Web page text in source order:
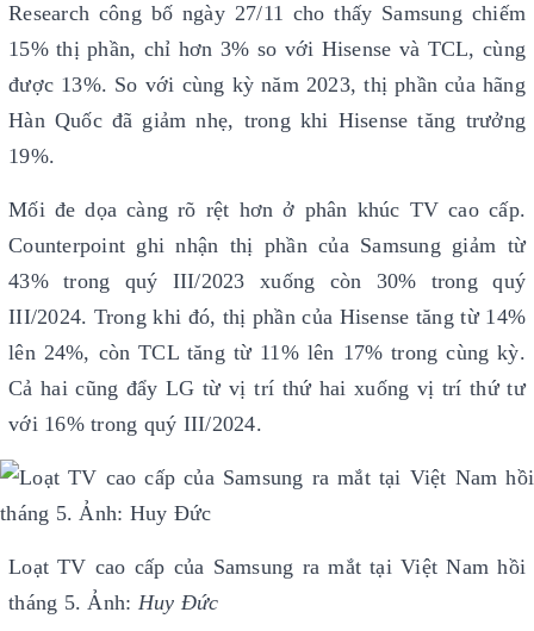
Research công bố ngày 27/11 cho thấy Samsung chiếm
15% thị phần, chỉ hơn 3% so với Hisense và TCL, cùng
được 13%. So với cùng kỳ năm 2023, thị phần của hãng
Hàn Quốc đã giảm nhẹ, trong khi Hisense tăng trưởng
19%.
Mối đe dọa càng rõ rệt hơn ở phân khúc TV cao cấp.
Counterpoint ghi nhận thị phần của Samsung giảm từ
43% trong quý III/2023 xuống còn 30% trong quý
III/2024. Trong khi đó, thị phần của Hisense tăng từ 14%
lên 24%, còn TCL tăng từ 11% lên 17% trong cùng kỳ.
Cả hai cũng đẩy LG từ vị trí thứ hai xuống vị trí thứ tư
với 16% trong quý III/2024.
Loạt TV cao cấp của Samsung ra mắt tại Việt Nam hồi
tháng 5. Ảnh: Huy Đức